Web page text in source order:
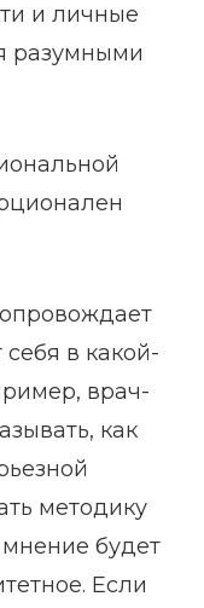
и личные
разумными
в какой-
врач-
как
методику
будет
Если